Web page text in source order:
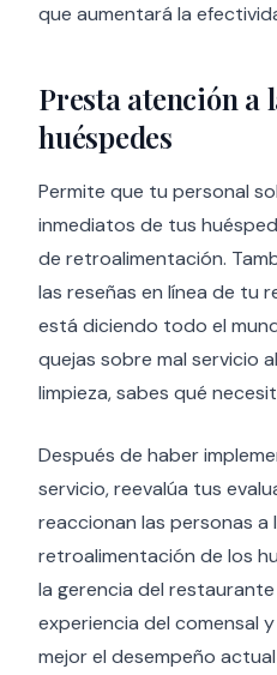
que aumentará la
Presta atención a
huéspedes
Permite que tu personal
inmediatos de tus
de retroalimentación.
las reseñas en línea de tu
está diciendo todo el
quejas sobre mal servicio
limpieza, sabes qué
Después de haber
servicio, reevalúa tus
reaccionan las personas a
retroalimentación de los
la gerencia del
experiencia del comensal
mejor el desempeño